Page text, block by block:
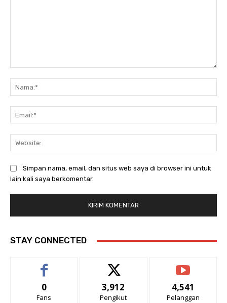
Simpan nama, email, dan situs web saya di browser ini untuk
lain kali saya berkomentar.
STAY CONNECTED
0
Fans
3,912
Pengikut
4,541
Pelanggan